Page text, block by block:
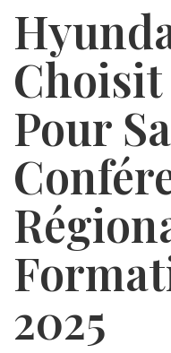
Pour Sa
2025